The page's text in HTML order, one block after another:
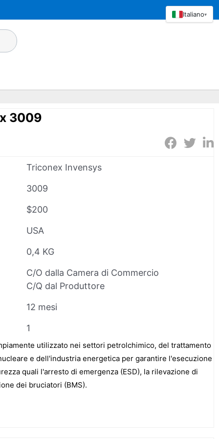
3009
Triconex Invensys
3009
$200
USA
0,4 KG
C/O dalla Camera di Commercio
C/Q dal Produttore
12 mesi
1
utilizzato nei settori petrolchimico, del trattamento
e dell'industria energetica per garantire l'esecuzione
quali l'arresto di emergenza (ESD), la rilevazione di
dei bruciatori (BMS).
Italiano▾